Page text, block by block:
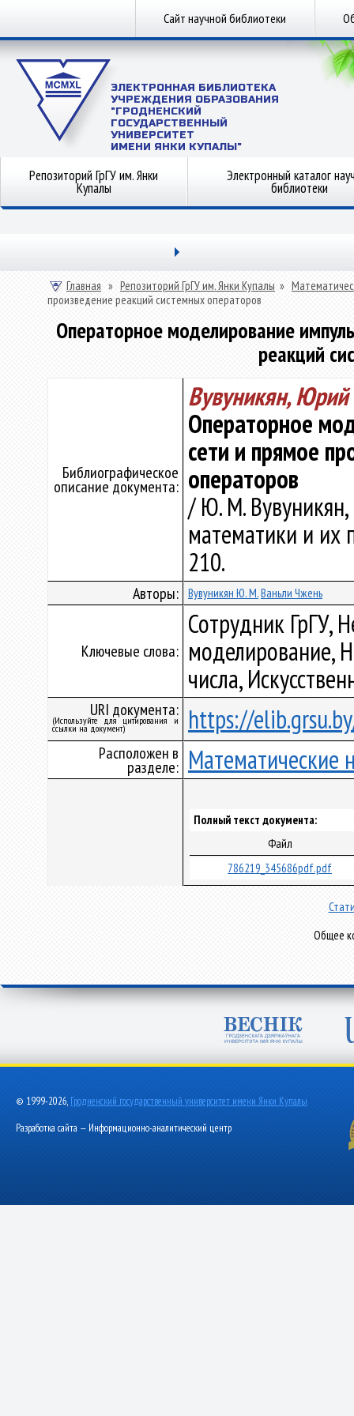
Сайт научной библиотеки
ЭЛЕКТРОННАЯ БИБЛИОТЕКА
УЧРЕЖДЕНИЯ ОБРАЗОВАНИЯ
"ГРОДНЕНСКИЙ
ГОСУДАРСТВЕННЫЙ
УНИВЕРСИТЕТ
ИМЕНИ ЯНКИ КУПАЛЫ"
Репозиторий ГрГУ им. Янки
Купалы
Электронный каталог
библиотеки
Главная » Репозиторий ГрГУ им. Янки Купалы »
произведение реакций системных операторов
Операторное моделирование
реакций
Библиографическое
описание документа:
Вувуникян,
Операторное
сети и прямое
операторов
/ Ю. М.
математики и их
210.
Авторы: Вувуникян Ю. М.Ваньли Чжень
Ключевые слова:
Сотрудник ГрГУ,
моделирование,
числа,
URI документа:
(Используйте для цитирования и
ссылки на документ) https://
Расположен в
разделе: Математические
Полный текст документа:
Файл
786219_345686pdf.pdf
Общее
© 1999-2026, Гродненский государственный университет имени Янки Купалы
Разработка сайта — Информационно-аналитический центр